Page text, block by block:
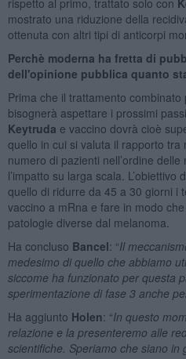
mostrato una riduzione della
ottenuta con altri tipi di anticorpi
Perchè moderna ha fretta di
dell'opinione pubblica quanto
Prima che il trattamento combinato
bisognerà aspettare i prossimi
Keytruda e vaccino dovrà cioè
quello in cui si valuta il rapporto
numero di pazienti nell’ordine
l’impatto su larga scala. L’obiettivo
quello di ridurre da 45 a 30 giorni i
vaccino a mRna e fare in modo
patologie diverse dal melanoma.
Ha concluso Bancel: “Il
medesimo di quello che abbiamo
siccome ha funzionato per questa
sperimentazione di fase 3 anche
Ha aggiunto Holen: “In questo
relazione e la presenteremo alle
scientifiche. Speriamo che siano in